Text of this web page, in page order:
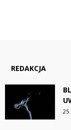
REDAKCJA
25